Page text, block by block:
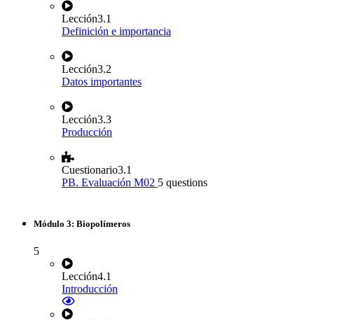
Lección3.1
Definición e importancia
Lección3.2
Datos importantes
Lección3.3
Producción
Cuestionario3.1
PB. Evaluación M02 5 questions
Módulo 3: Biopolímeros
5
Lección4.1
Introducción